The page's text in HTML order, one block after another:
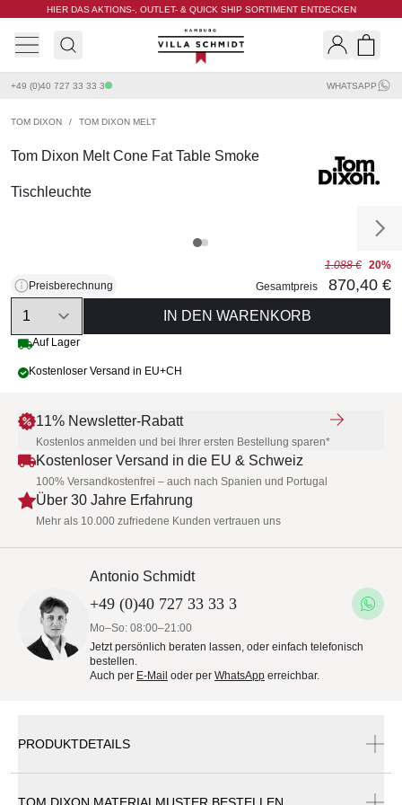
HIER DAS AKTIONS-, OUTLET- & QUICK SHIP SORTIMENT ENTDECKEN
Villa Schmidt
+49 (0)40 727 33 33 3 WHATSAPP
TOM DIXON / TOM DIXON MELT
Tom Dixon Melt Cone Fat Table Smoke
Tischleuchte
Preisberechnung
1.088 € 20%
Gesamtpreis
870,40 €
Quantity
IN DEN WARENKORB
Auf Lager
Kostenloser Versand in EU+CH
11% Newsletter-Rabatt
Kostenlos anmelden und bei Ihrer ersten Bestellung sparen*
Kostenloser Versand in die EU & Schweiz
100% Versandkostenfrei – auch nach Spanien und Portugal
Über 30 Jahre Erfahrung
Mehr als 10.000 zufriedene Kunden vertrauen uns
Antonio Schmidt
+49 (0)40 727 33 33 3
Mo–So: 08:00–21:00
Jetzt persönlich beraten lassen, oder einfach telefonisch
bestellen.
Auch per E-Mail oder per WhatsApp erreichbar.
PRODUKTDETAILS
TOM DIXON MATERIALMUSTER BESTELLEN